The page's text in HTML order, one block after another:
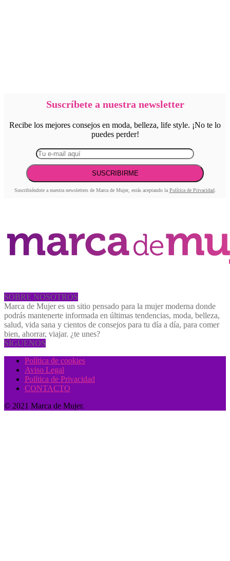
Suscríbete a nuestra newsletter
Recibe los mejores consejos en moda, belleza, life style. ¡No te lo
puedes perder!
Suscribiéndote a nuestra newsletters de Marca de Mujer, estás aceptando la Política de Privacidad.
SOBRE NOSOTROS
Marca de Mujer es un sitio pensado para la mujer moderna donde
podrás mantenerte informada en últimas tendencias, moda, belleza,
salud, vida sana y cientos de consejos para tu día a día, para comer
bien, ahorrar, viajar. ¿te unes?
SÍGUENOS
Política de cookies
Aviso Legal
Política de Privacidad
CONTACTO
© 2021 Marca de Mujer.